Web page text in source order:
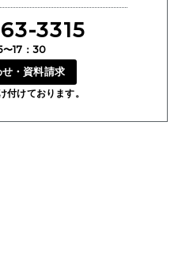
3315
〜17：30
・資料請求
付けております。